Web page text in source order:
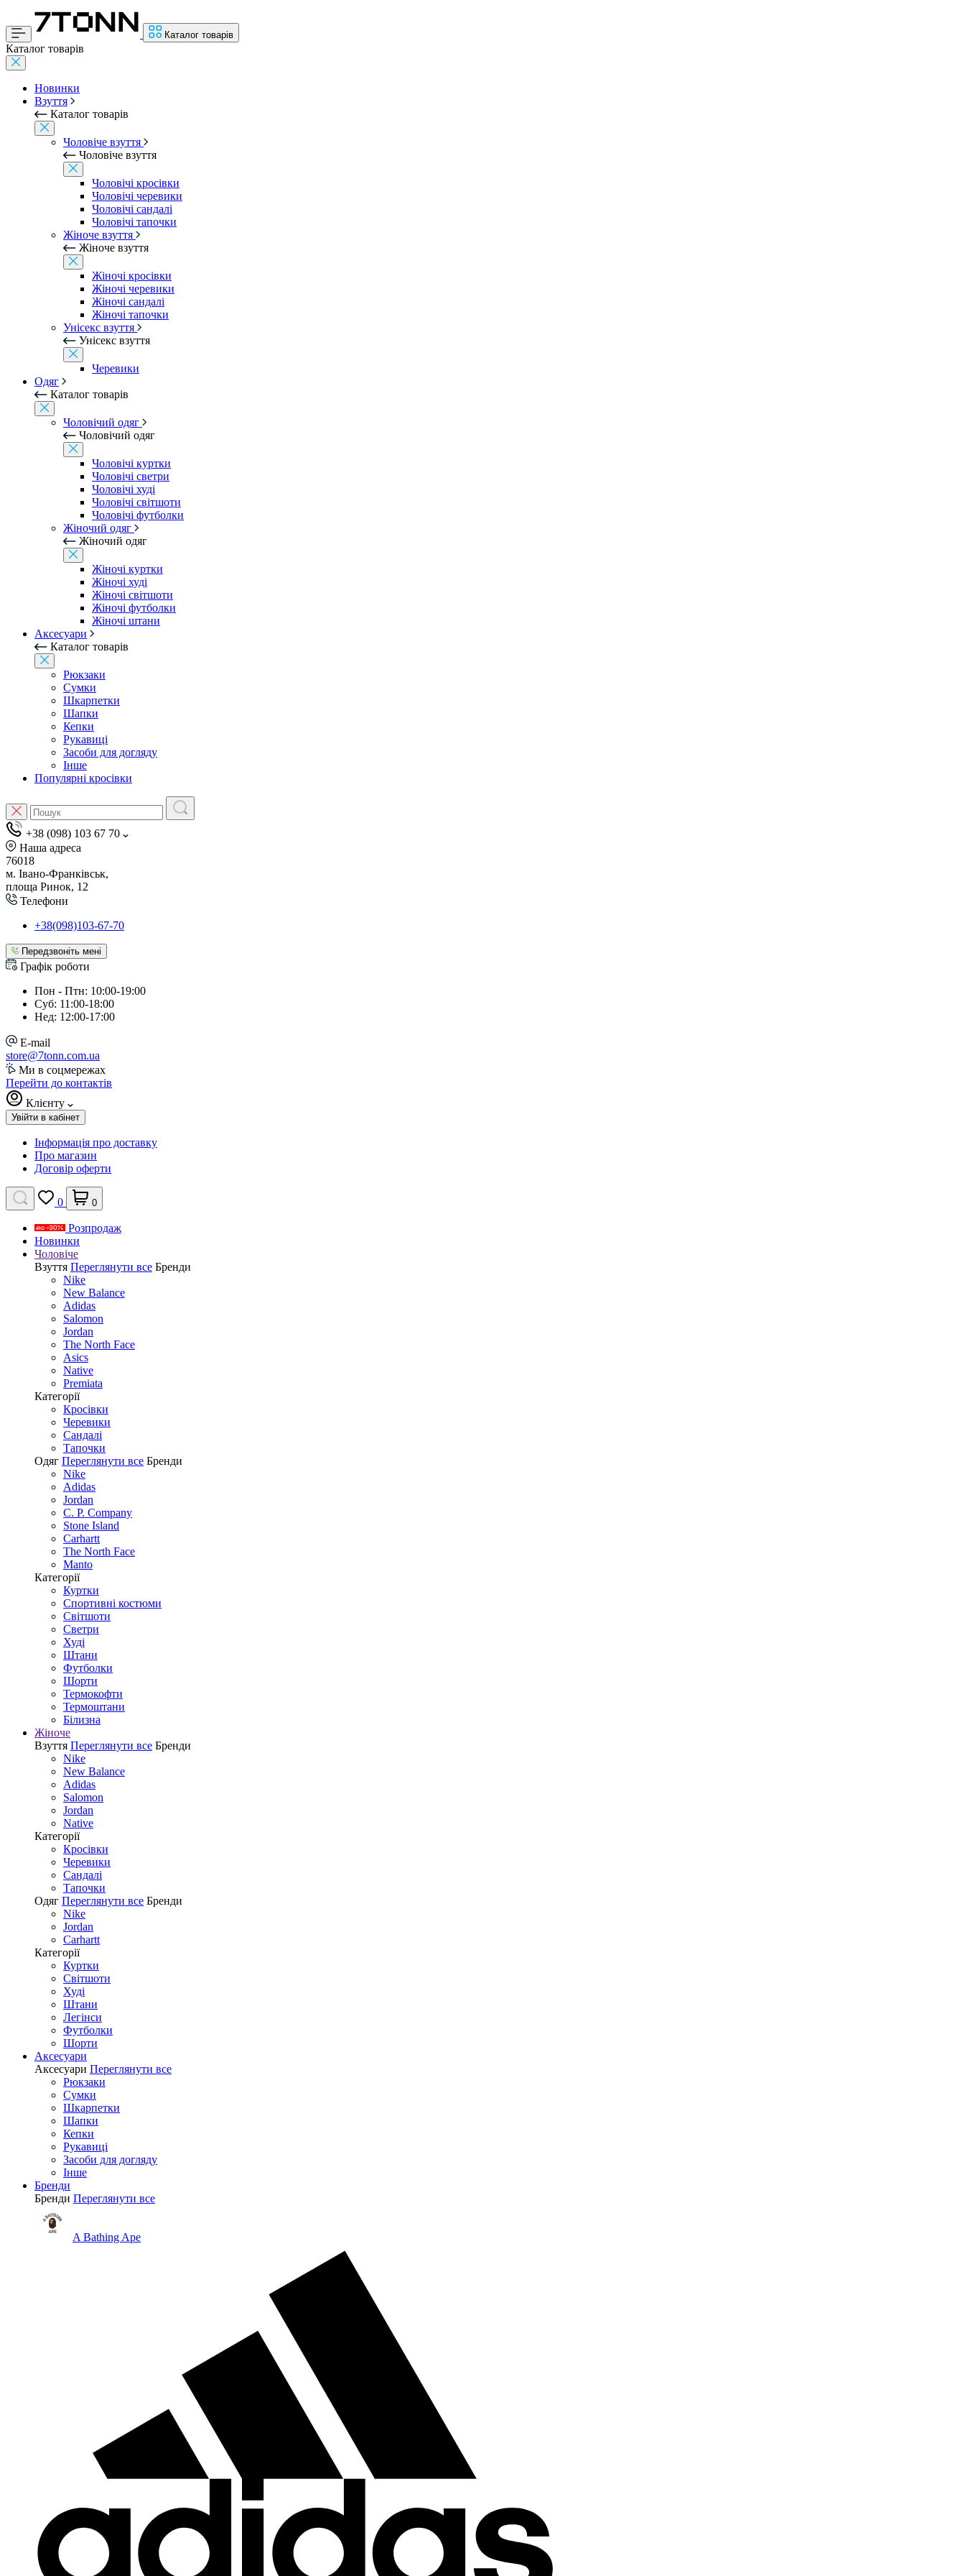
Каталог товарів
Каталог товарів
Новинки
Взуття
Каталог товарів
Чоловіче взуття
Чоловіче взуття
Чоловічі кросівки
Чоловічі черевики
Чоловічі сандалі
Чоловічі тапочки
Жіноче взуття
Жіноче взуття
Жіночі кросівки
Жіночі черевики
Жіночі сандалі
Жіночі тапочки
Унісекс взуття
Унісекс взуття
Черевики
Одяг
Каталог товарів
Чоловічий одяг
Чоловічий одяг
Чоловічі куртки
Чоловічі светри
Чоловічі худі
Чоловічі світшоти
Чоловічі футболки
Жіночий одяг
Жіночий одяг
Жіночі куртки
Жіночі худі
Жіночі світшоти
Жіночі футболки
Жіночі штани
Аксесуари
Каталог товарів
Рюкзаки
Сумки
Шкарпетки
Шапки
Кепки
Рукавиці
Засоби для догляду
Інше
Популярні кросівки
+38 (098) 103 67 70
Наша адреса
76018
м. Івано-Франківськ,
площа Ринок, 12
Телефони
+38(098)103-67-70
Передзвоніть мені
Графік роботи
Пон - Птн: 10:00-19:00
Суб: 11:00-18:00
Нед: 12:00-17:00
E-mail
store@7tonn.com.ua
Ми в соцмережах
Перейти до контактів
Клієнту
Увійти в кабінет
Інформація про доставку
Про магазин
Договір оферти
0 0
Розпродаж
Новинки
Чоловіче
Взуття Переглянути все Бренди
Nike
New Balance
Adidas
Salomon
Jordan
The North Face
Asics
Native
Premiata
Категорії
Кросівки
Черевики
Сандалі
Tапочки
Одяг Переглянути все Бренди
Nike
Adidas
Jordan
C. P. Company
Stone Island
Carhartt
The North Face
Manto
Категорії
Куртки
Спортивні костюми
Світшоти
Светри
Худі
Штани
Футболки
Шорти
Термокофти
Термоштани
Білизна
Жіноче
Взуття Переглянути все Бренди
Nike
New Balance
Adidas
Salomon
Jordan
Native
Категорії
Кросівки
Черевики
Сандалі
Tапочки
Одяг Переглянути все Бренди
Nike
Jordan
Carhartt
Категорії
Куртки
Світшоти
Худі
Штани
Легінси
Футболки
Шорти
Аксесуари
Аксесуари Переглянути все
Рюкзаки
Сумки
Шкарпетки
Шапки
Кепки
Рукавиці
Засоби для догляду
Інше
Бренди
Бренди Переглянути все
A Bathing Ape